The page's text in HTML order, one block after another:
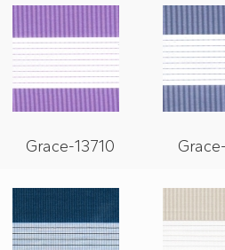
Grace-13710